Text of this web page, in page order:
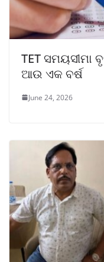
TET
ଆଉ ଏକ ବର୍ଷ
June 24, 2026